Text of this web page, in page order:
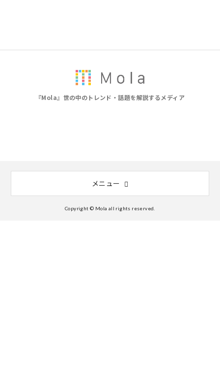
『Mola』世の中のトレンド・話題を解説するメディア
メニュー
Copyright © Mola all rights reserved.